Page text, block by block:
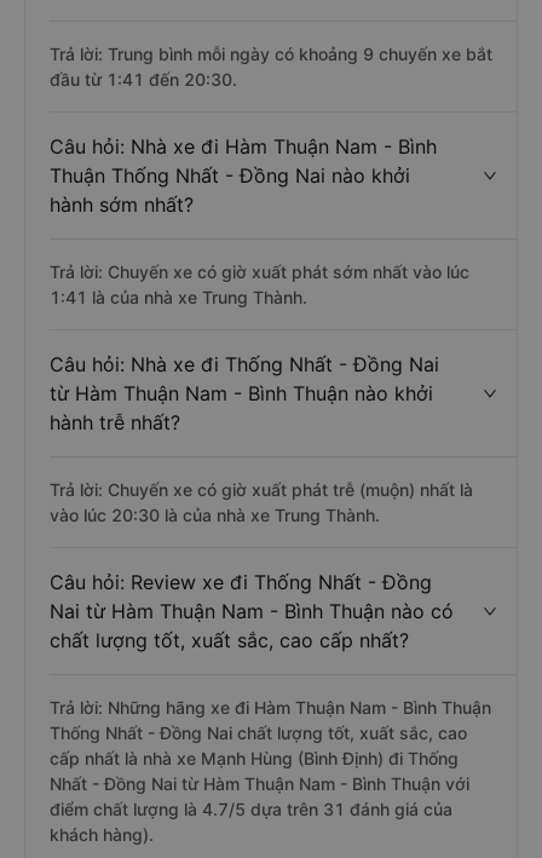
Trả lời: Trung bình mỗi ngày có khoảng 9 chuyến xe bắt
đầu từ 1:41 đến 20:30.
Câu hỏi: Nhà xe đi Hàm Thuận Nam - Bình
Thuận Thống Nhất - Đồng Nai nào khởi
hành sớm nhất?
Trả lời: Chuyến xe có giờ xuất phát sớm nhất vào lúc
1:41 là của nhà xe Trung Thành.
Câu hỏi: Nhà xe đi Thống Nhất - Đồng Nai
từ Hàm Thuận Nam - Bình Thuận nào khởi
hành trễ nhất?
Trả lời: Chuyến xe có giờ xuất phát trễ (muộn) nhất là
vào lúc 20:30 là của nhà xe Trung Thành.
Câu hỏi: Review xe đi Thống Nhất - Đồng
Nai từ Hàm Thuận Nam - Bình Thuận nào có
chất lượng tốt, xuất sắc, cao cấp nhất?
Trả lời: Những hãng xe đi Hàm Thuận Nam - Bình Thuận
Thống Nhất - Đồng Nai chất lượng tốt, xuất sắc, cao
cấp nhất là nhà xe Mạnh Hùng (Bình Định) đi Thống
Nhất - Đồng Nai từ Hàm Thuận Nam - Bình Thuận với
điểm chất lượng là 4.7/5 dựa trên 31 đánh giá của
khách hàng).